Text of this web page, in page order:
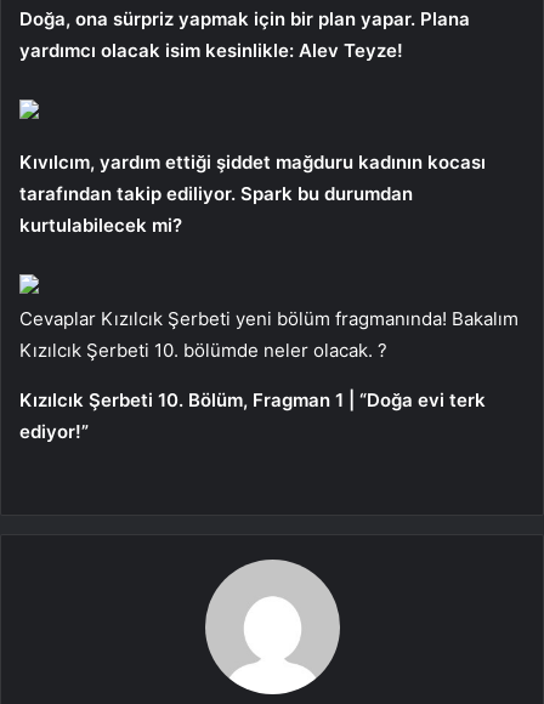
Doğa, ona sürpriz yapmak için bir plan yapar. Plana
yardımcı olacak isim kesinlikle: Alev Teyze!
Kıvılcım, yardım ettiği şiddet mağduru kadının kocası
tarafından takip ediliyor. Spark bu durumdan
kurtulabilecek mi?
Cevaplar Kızılcık Şerbeti yeni bölüm fragmanında! Bakalım
Kızılcık Şerbeti 10. bölümde neler olacak. ?
Kızılcık Şerbeti 10. Bölüm, Fragman 1 | “Doğa evi terk
ediyor!”